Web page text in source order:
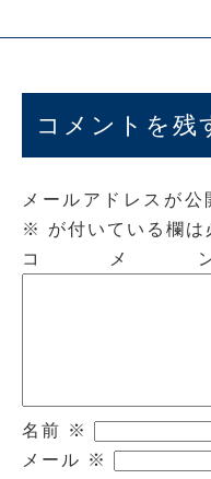
コメントを残
メールアドレスが公
※
が付いている欄は
コ
名前 ※
メール ※